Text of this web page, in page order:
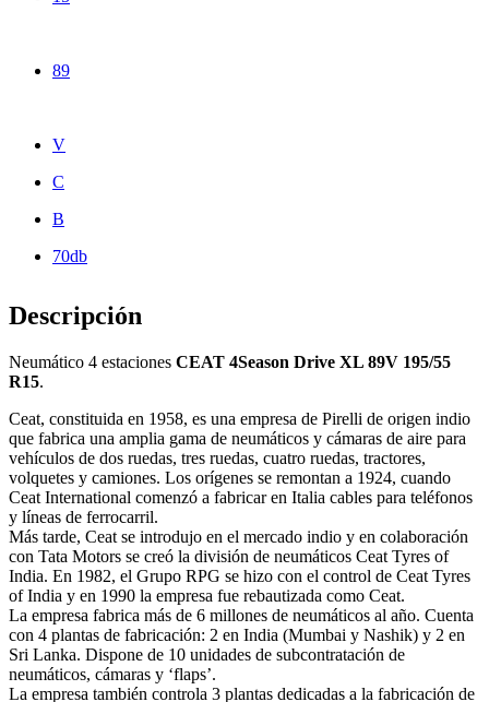
89
V
C
B
70db
Descripción
Neumático 4 estaciones CEAT 4Season Drive XL 89V 195/55
R15.
Ceat, constituida en 1958, es una empresa de Pirelli de origen indio
que fabrica una amplia gama de neumáticos y cámaras de aire para
vehículos de dos ruedas, tres ruedas, cuatro ruedas, tractores,
volquetes y camiones. Los orígenes se remontan a 1924, cuando
Ceat International comenzó a fabricar en Italia cables para teléfonos
y líneas de ferrocarril.
Más tarde, Ceat se introdujo en el mercado indio y en colaboración
con Tata Motors se creó la división de neumáticos Ceat Tyres of
India. En 1982, el Grupo RPG se hizo con el control de Ceat Tyres
of India y en 1990 la empresa fue rebautizada como Ceat.
La empresa fabrica más de 6 millones de neumáticos al año. Cuenta
con 4 plantas de fabricación: 2 en India (Mumbai y Nashik) y 2 en
Sri Lanka. Dispone de 10 unidades de subcontratación de
neumáticos, cámaras y ‘flaps’.
La empresa también controla 3 plantas dedicadas a la fabricación de